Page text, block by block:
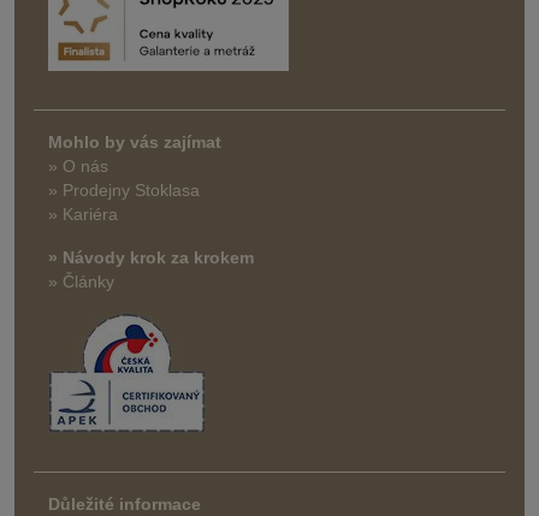
Mohlo by vás zajímat
» O nás
» Prodejny Stoklasa
» Kariéra
» Návody krok za krokem
» Články
Důležité informace